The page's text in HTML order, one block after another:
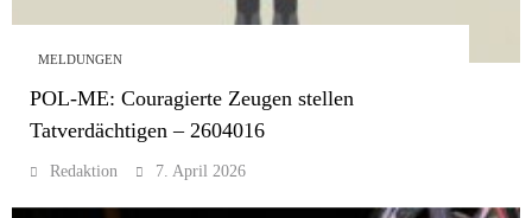
MELDUNGEN
POL-ME: Couragierte Zeugen stellen
Tatverdächtigen – 2604016
Redaktion 7. April 2026